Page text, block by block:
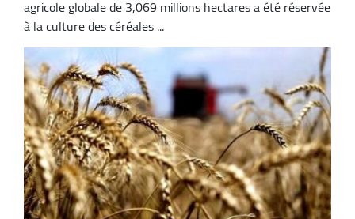
agricole globale de 3,069 millions hectares a été réservée
à la culture des céréales ...